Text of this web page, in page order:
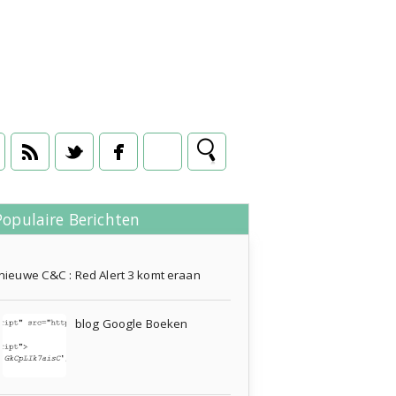
Berichten
C&C : Red Alert 3 komt eraan
blog Google Boeken